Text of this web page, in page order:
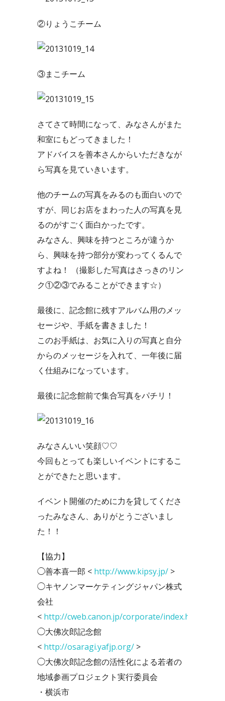
②りょうこチーム
③まこチーム
さてさて時間になって、みなさんがまた
和室にもどってきました！
アドバイスを善本さんからいただきなが
ら写真を見ていきいます。
他のチームの写真をみるのも面白いので
すが、同じお店をまわった人の写真を見
るのがすごく面白かったです。
みなさん、興味を持つところが違うか
ら、興味を持つ部分が変わってくるんで
すよね！ （撮影した写真はさっきのリン
ク①②③でみることができます☆）
最後に、記念館に残すアルバム用のメッ
セージや、手紙を書きました！
このお手紙は、お気に入りの写真と自分
からのメッセージを入れて、一年後に届
く仕組みになっています。
最後に記念館前で集合写真をパチリ！
みなさんいい笑顔♡♡
今回もとっても楽しいイベントにするこ
とができたと思います。
イベント開催のために力を貸してくださ
ったみなさん、ありがとうございまし
た！！
【協力】
◯善本喜一郎 < http://www.kipsy.jp/ >
◯キヤノンマーケティングジャパン株式
会社
< http://cweb.canon.jp/corporate/index.html
◯大佛次郎記念館
< http://osaragi.yafjp.org/ >
◯大佛次郎記念館の活性化による若者の
地域参画プロジェクト実行委員会
・横浜市